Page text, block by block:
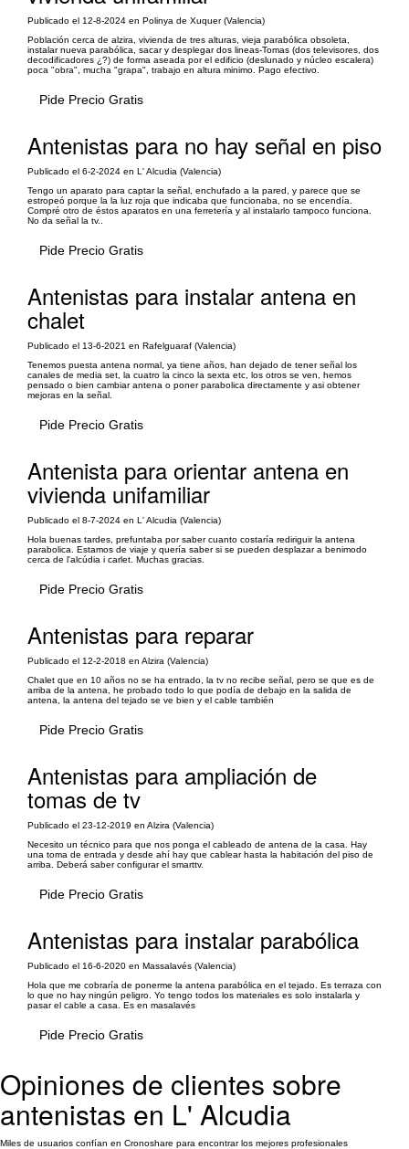
Publicado el 12-8-2024 en Polinya de Xuquer (Valencia)
Población cerca de alzira, vivienda de tres alturas, vieja parabólica obsoleta,
instalar nueva parabólica, sacar y desplegar dos lineas-Tomas (dos televisores, dos
decodificadores ¿?) de forma aseada por el edificio (deslunado y núcleo escalera)
poca "obra", mucha "grapa", trabajo en altura minimo. Pago efectivo.
Pide Precio Gratis
Antenistas para no hay señal en piso
Publicado el 6-2-2024 en L' Alcudia (Valencia)
Tengo un aparato para captar la señal, enchufado a la pared, y parece que se
estropeó porque la la luz roja que indicaba que funcionaba, no se encendía.
Compré otro de éstos aparatos en una ferretería y al instalarlo tampoco funciona.
No da señal la tv..
Pide Precio Gratis
Antenistas para instalar antena en
chalet
Publicado el 13-6-2021 en Rafelguaraf (Valencia)
Tenemos puesta antena normal, ya tiene años, han dejado de tener señal los
canales de media set, la cuatro la cinco la sexta etc, los otros se ven, hemos
pensado o bien cambiar antena o poner parabolica directamente y asi obtener
mejoras en la señal.
Pide Precio Gratis
Antenista para orientar antena en
vivienda unifamiliar
Publicado el 8-7-2024 en L' Alcudia (Valencia)
Hola buenas tardes, prefuntaba por saber cuanto costaría rediriguir la antena
parabolica. Estamos de viaje y quería saber si se pueden desplazar a benimodo
cerca de l'alcúdia i carlet. Muchas gracias.
Pide Precio Gratis
Antenistas para reparar
Publicado el 12-2-2018 en Alzira (Valencia)
Chalet que en 10 años no se ha entrado, la tv no recibe señal, pero se que es de
arriba de la antena, he probado todo lo que podía de debajo en la salida de
antena, la antena del tejado se ve bien y el cable también
Pide Precio Gratis
Antenistas para ampliación de
tomas de tv
Publicado el 23-12-2019 en Alzira (Valencia)
Necesito un técnico para que nos ponga el cableado de antena de la casa. Hay
una toma de entrada y desde ahí hay que cablear hasta la habitación del piso de
arriba. Deberá saber configurar el smarttv.
Pide Precio Gratis
Antenistas para instalar parabólica
Publicado el 16-6-2020 en Massalavés (Valencia)
Hola que me cobraría de ponerme la antena parabólica en el tejado. Es terraza con
lo que no hay ningún peligro. Yo tengo todos los materiales es solo instalarla y
pasar el cable a casa. Es en masalavés
Pide Precio Gratis
Opiniones de clientes sobre
antenistas en L' Alcudia
Miles de usuarios confían en Cronoshare para encontrar los mejores profesionales